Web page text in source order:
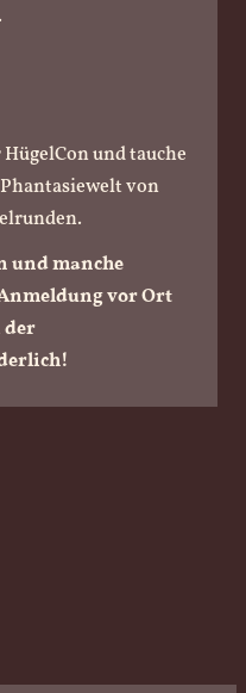
und tauche
von
und manche
vor Ort
der